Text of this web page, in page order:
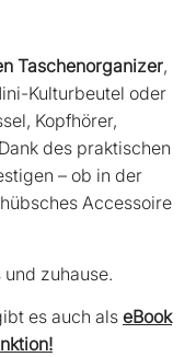
Taschenorganizer,
Kulturbeutel oder
Kopfhörer,
des praktischen
– ob in der
Accessoire
zuhause.
es auch alseBook